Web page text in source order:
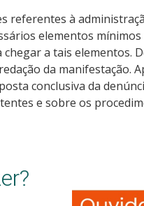
referentes à
elementos
a tais elementos.
da manifestação.
conclusiva da
e sobre os